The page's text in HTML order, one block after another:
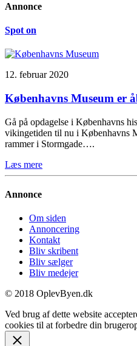
Annonce
Spot on
12. februar 2020
Københavns Museum er
Gå på opdagelse i Københavns
vikingetiden til nu i Københavns
rammer i Stormgade….
Læs mere
Annonce
Om siden
Annoncering
Kontakt
Bliv skribent
Bliv sælger
Bliv medejer
© 2018 OplevByen.dk
Ved brug af dette website
cookies til at forbedre din